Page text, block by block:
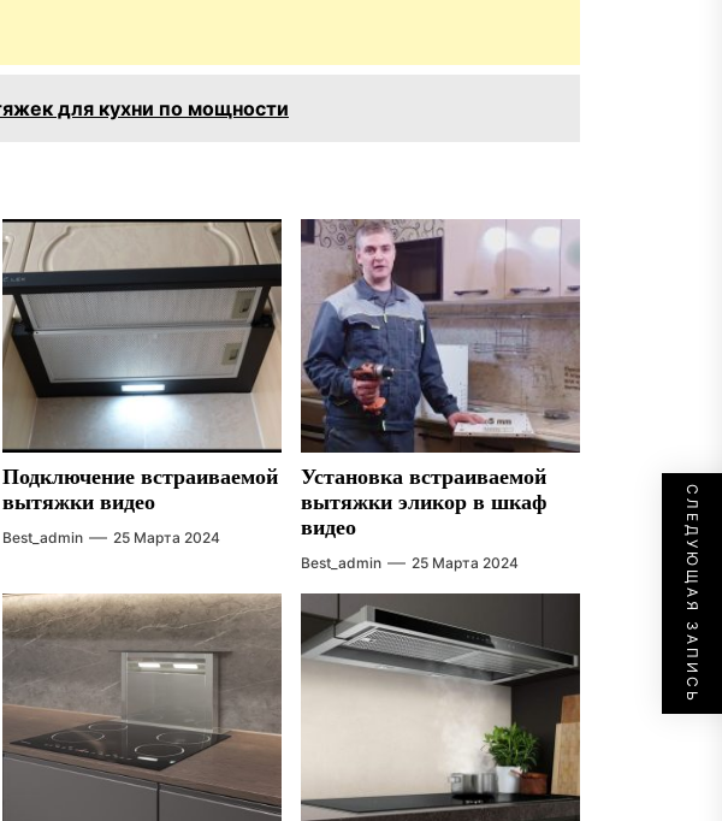
для кухни по мощности
СЛЕДУЮЩАЯ ЗАПИСЬ
Подключение встраиваемой
вытяжки видео
Best_admin 25 Марта 2024
Установка встраиваемой
вытяжки эликор в шкаф
видео
Best_admin 25 Марта 2024